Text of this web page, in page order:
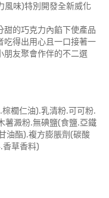
風味)特別開發全新威化
甜的巧克力內餡下使產品
吃得出用心且一口接著一
朋友聚會作伴的不二選
櫚仁油).乳清粉.可可粉.
薯澱粉.無碘鹽(食鹽.亞鐵
油酯).複方膨脹劑(碳酸
香草香料)